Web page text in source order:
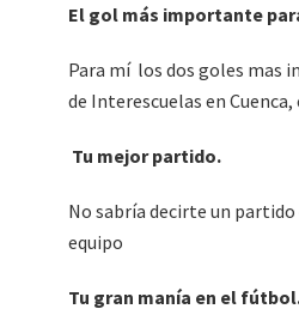
El gol más importante
Para mí los dos goles mas
de Interescuelas en
Tu mejor partido.
No sabría decirte un
equipo
Tu gran manía en el